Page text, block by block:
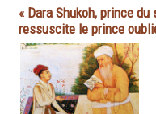
« Dara Shukoh, prince
ressuscite le prince